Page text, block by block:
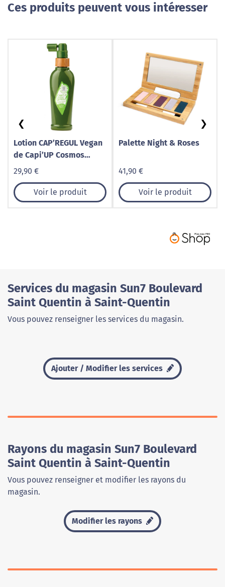
Ces produits peuvent vous intéresser
Lotion CAP’REGUL Vegan
de Capi’UP Cosmos
Natural
29,90 €
Voir le produit
Palette Night & Roses
41,90 €
Voir le produit
❮ ❯
Services du magasin Sun7 Boulevard
Saint Quentin à Saint-Quentin
Vous pouvez renseigner les services du magasin.
Ajouter / Modifier les services
Rayons du magasin Sun7 Boulevard
Saint Quentin à Saint-Quentin
Vous pouvez renseigner et modifier les rayons du
magasin.
Modifier les rayons